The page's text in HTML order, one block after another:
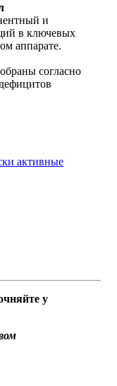
и
в ключевых
аппарате.
согласно
активные
у